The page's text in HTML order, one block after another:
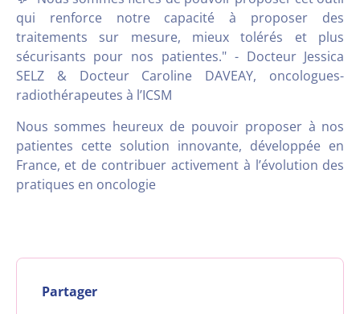
qui renforce notre capacité à proposer des
traitements sur mesure, mieux tolérés et plus
sécurisants pour nos patientes." - Docteur Jessica
SELZ & Docteur Caroline DAVEAY, oncologues-
radiothérapeutes à l’ICSM
Nous sommes heureux de pouvoir proposer à nos
patientes cette solution innovante, développée en
France, et de contribuer activement à l’évolution des
pratiques en oncologie
Partager